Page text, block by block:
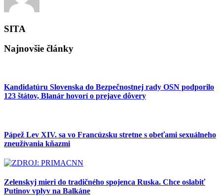
SITA
Najnovšie články
Kandidatúru Slovenska do Bezpečnostnej rady OSN podporilo
123 štátov, Blanár hovorí o prejave dôvery
Pápež Lev XIV. sa vo Francúzsku stretne s obeťami sexuálneho
zneužívania kňazmi
Zelenskyj mieri do tradičného spojenca Ruska. Chce oslabiť
Putinov vplyv na Balkáne